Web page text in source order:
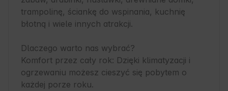
trampolinę, ściankę do wspinania, kuchnię
błotną i wiele innych atrakcji.
Dlaczego warto nas wybrać?
Komfort przez cały rok: Dzięki klimatyzacji i
ogrzewaniu możesz cieszyć się pobytem o
każdej porze roku.